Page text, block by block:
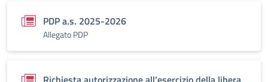
PDP a.s. 2025-2026
Allegato PDP